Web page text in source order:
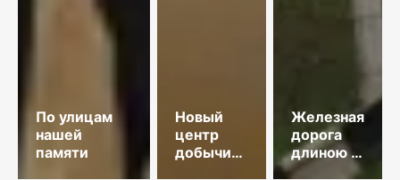
По улицам
нашей
памяти
Новый
центр
добычи
Железная
дорога
длиною в
35 лет